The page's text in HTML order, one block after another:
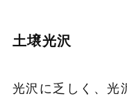
土壌光沢
光沢に乏しく、光